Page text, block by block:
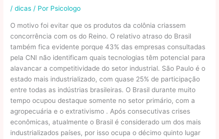
/dicas / Por Psicologo
O motivo foi evitar que os produtos da colônia criassem
concorrência com os do Reino. O relativo atraso do Brasil
também fica evidente porque 43% das empresas consultadas
pela CNI não identificam quais tecnologias têm potencial para
alavancar a competitividade do setor industrial. São Paulo é o
estado mais industrializado, com quase 25% de participação
entre todas as indústrias brasileiras. O Brasil durante muito
tempo ocupou destaque somente no setor primário, com a
agropecuária e o extrativismo . Após consecutivas crises
econômicas, atualmente o Brasil é considerado um dos mais
industrializados países, por isso ocupa o décimo quinto lugar